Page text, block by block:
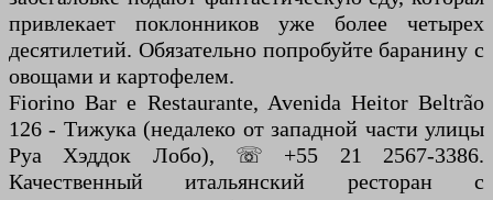
привлекает поклонников уже более четырех
десятилетий. Обязательно попробуйте баранину с
овощами и картофелем.
Fiorino Bar e Restaurante, Avenida Heitor Beltrão
126 - Тижука (недалеко от западной части улицы
Руа Хэддок Лобо), ☏ +55 21 2567-3386.
Качественный итальянский ресторан с